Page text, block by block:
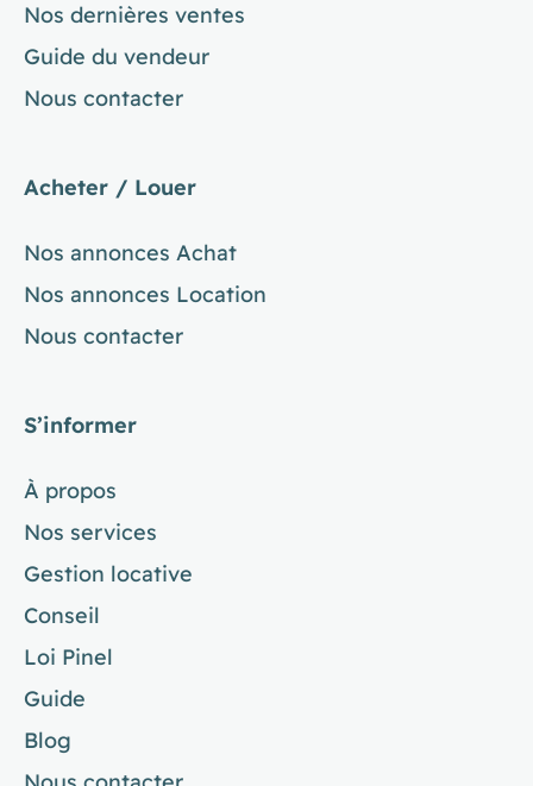
Nos dernières ventes
Guide du vendeur
Nous contacter
Acheter / Louer
Nos annonces Achat
Nos annonces Location
Nous contacter
S’informer
À propos
Nos services
Gestion locative
Conseil
Loi Pinel
Guide
Blog